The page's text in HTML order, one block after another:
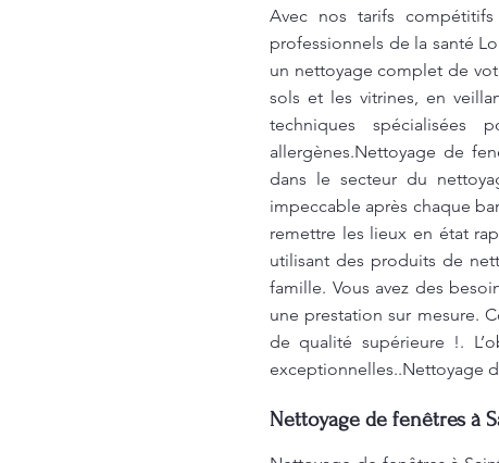
Avec nos tarifs
professionnels de la santé
un nettoyage complet de
sols et les vitrines, en
techniques
allergènes.Nettoyage de
dans le secteur du
impeccable après chaque
remettre les lieux en état
utilisant des produits de
famille. Vous avez des
une prestation sur mesure.
de qualité supérieure !.
exceptionnelles..Nettoyage
Nettoyage de fenêtres à